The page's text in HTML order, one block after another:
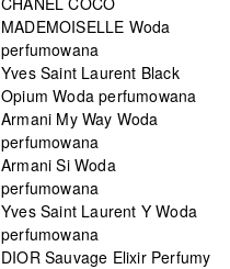
MADEMOISELLE Woda
perfumowana
Yves Saint Laurent Black
Opium Woda perfumowana
Armani My Way Woda
perfumowana
Armani Si Woda
perfumowana
Yves Saint Laurent Y Woda
perfumowana
DIOR Sauvage Elixir Perfumy